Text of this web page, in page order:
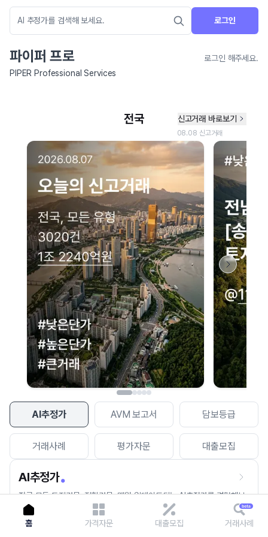
로그인
파이퍼 프로
로그인 해주세요.
PIPER Professional Services
AI추정가 AVM 보고서 담보등급
거래사례 평가자문 대출모집
AI추정가
전국 모든 토지건물, 집합건물, 매월 업데이트되는 AI추정가를 경험해보
세요.
네이버 지도 연결 안내
현재 네이버 지도 연결이 원활하지 않아 지도를 불러올 수 없습니다.
이용에 불편을 드려 죄송합니다.
다시 시도
홈 가격자문 대출모집 거래사례